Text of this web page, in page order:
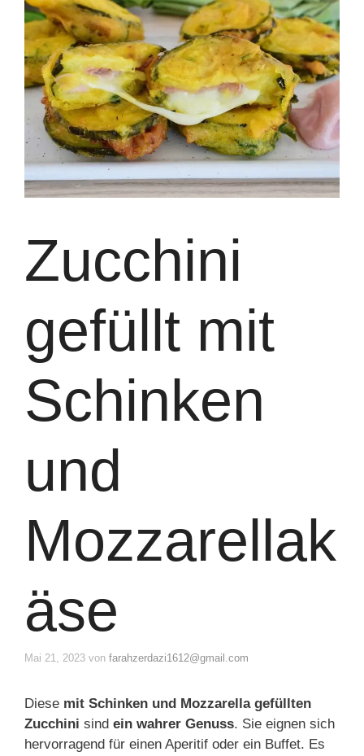
Zucchini
gefüllt mit
Schinken
und
Mozzarellak
äse
Mai 21, 2023 von farahzerdazi1612@gmail.com
Diese mit Schinken und Mozzarella gefüllten
Zucchini sind ein wahrer Genuss. Sie eignen sich
hervorragend für einen Aperitif oder ein Buffet. Es